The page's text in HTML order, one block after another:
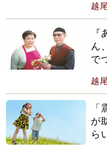
越
ん
で
と
越
が
ら